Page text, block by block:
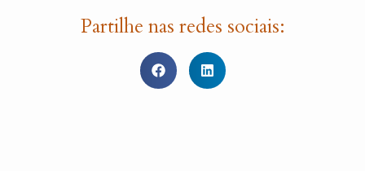
Partilhe nas redes sociais: